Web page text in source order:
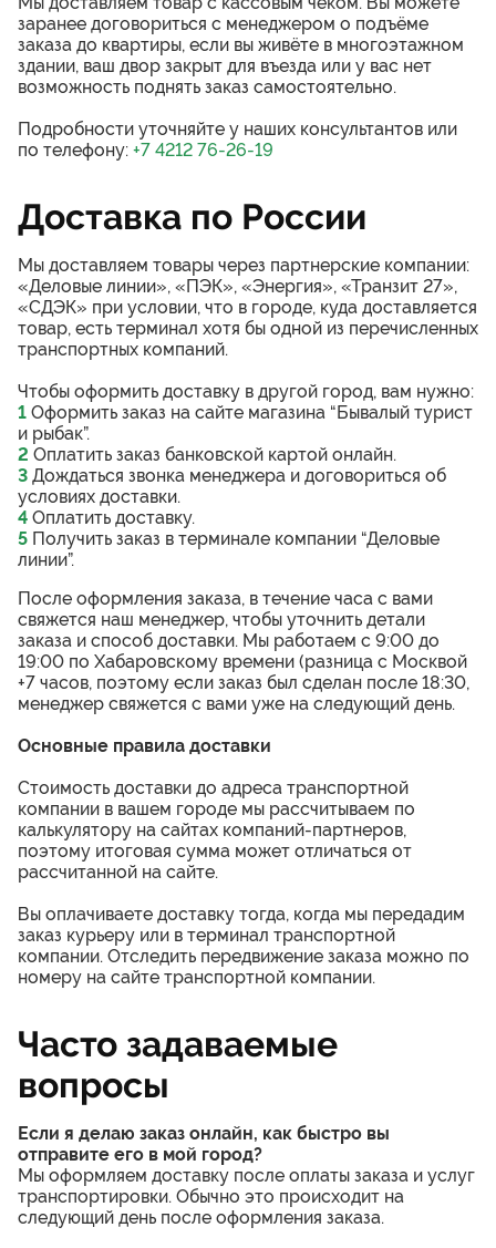
заранее договориться с менеджером о подъёме
заказа до квартиры, если вы живёте в многоэтажном
здании, ваш двор закрыт для въезда или у вас нет
возможность поднять заказ самостоятельно.
Подробности уточняйте у наших консультантов или
по телефону: +7 4212 76-26-19
Доставка по России
Мы доставляем товары через партнерские компании:
«Деловые линии», «ПЭК», «Энергия», «Транзит 27»,
«СДЭК» при условии, что в городе, куда доставляется
товар, есть терминал хотя бы одной из перечисленных
транспортных компаний.
Чтобы оформить доставку в другой город, вам нужно:
1 Оформить заказ на сайте магазина “Бывалый турист
и рыбак”.
2 Оплатить заказ банковской картой онлайн.
3 Дождаться звонка менеджера и договориться об
условиях доставки.
4 Оплатить доставку.
5 Получить заказ в терминале компании “Деловые
линии”.
После оформления заказа, в течение часа с вами
свяжется наш менеджер, чтобы уточнить детали
заказа и способ доставки. Мы работаем с 9:00 до
19:00 по Хабаровскому времени (разница с Москвой
+7 часов, поэтому если заказ был сделан после 18:30,
менеджер свяжется с вами уже на следующий день.
Основные правила доставки
Стоимость доставки до адреса транспортной
компании в вашем городе мы рассчитываем по
калькулятору на сайтах компаний-партнеров,
поэтому итоговая сумма может отличаться от
рассчитанной на сайте.
Вы оплачиваете доставку тогда, когда мы передадим
заказ курьеру или в терминал транспортной
компании. Отследить передвижение заказа можно по
номеру на сайте транспортной компании.
Часто задаваемые
вопросы
Если я делаю заказ онлайн, как быстро вы
отправите его в мой город?
Мы оформляем доставку после оплаты заказа и услуг
транспортировки. Обычно это происходит на
следующий день после оформления заказа.